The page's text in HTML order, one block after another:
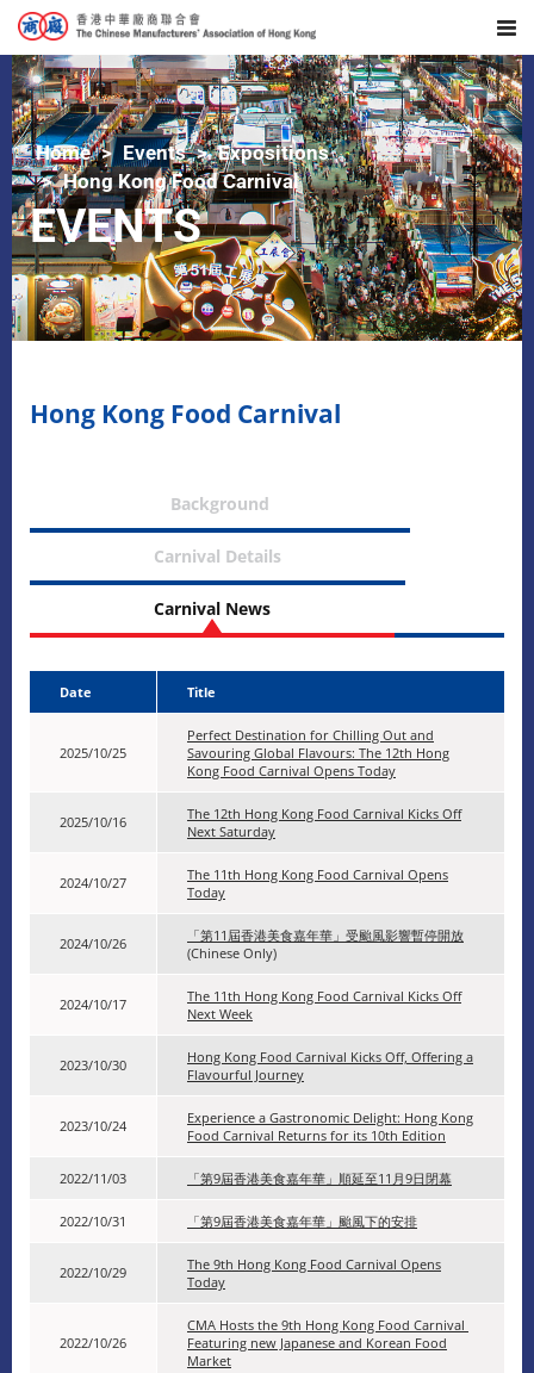
Home Events
Expositions
Hong Kong Food Carnival
EVENTS
Hong Kong Food Carnival
Background
Carnival Details
Carnival News
Date Title
2025/10/25
Perfect Destination for Chilling Out and
Savouring Global Flavours: The 12th Hong
Kong Food Carnival Opens Today
2025/10/16
The 12th Hong Kong Food Carnival Kicks Off
Next Saturday
2024/10/27
The 11th Hong Kong Food Carnival Opens
Today
2024/10/26
「第11屆香港美食嘉年華」受颱風影響暫停開放
(Chinese Only)
2024/10/17
The 11th Hong Kong Food Carnival Kicks Off
Next Week
2023/10/30
Hong Kong Food Carnival Kicks Off, Offering a
Flavourful Journey
2023/10/24
Experience a Gastronomic Delight: Hong Kong
Food Carnival Returns for its 10th Edition
2022/11/03 「第9屆香港美食嘉年華」順延至11月9日閉幕
2022/10/31 「第9屆香港美食嘉年華」颱風下的安排
2022/10/29
The 9th Hong Kong Food Carnival Opens
Today
2022/10/26
CMA Hosts the 9th Hong Kong Food Carnival
Featuring new Japanese and Korean Food
Market